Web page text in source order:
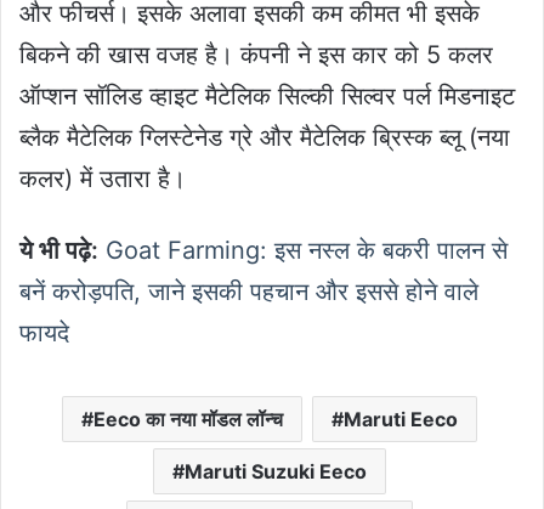
और फीचर्स। इसके अलावा इसकी कम कीमत भी इसके
बिकने की खास वजह है। कंपनी ने इस कार को 5 कलर
ऑप्शन सॉलिड व्हाइट मैटेलिक सिल्की सिल्वर पर्ल मिडनाइट
ब्लैक मैटेलिक ग्लिस्टेनेड ग्रे और मैटेलिक ब्रिस्क ब्लू (नया
कलर) में उतारा है।
ये भी पढ़े: Goat Farming: इस नस्ल के बकरी पालन से
बनें करोड़पति, जाने इसकी पहचान और इससे होने वाले
फायदे
Eeco का नया मॉडल लॉन्च Maruti Eeco
Maruti Suzuki Eeco